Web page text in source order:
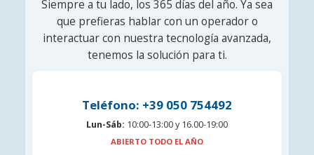
Siempre a tu lado, los 365 días del año. Ya sea
que prefieras hablar con un operador o
interactuar con nuestra tecnología avanzada,
tenemos la solución para ti.
Teléfono: +39 050 754492
Lun-Sáb: 10:00-13:00 y 16.00-19:00
ABIERTO TODO EL AÑO